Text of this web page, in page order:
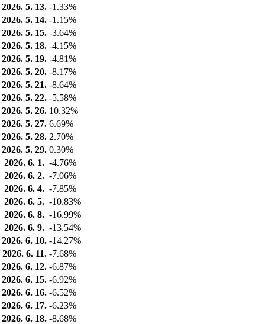
2026. 5. 13. -1.33%
2026. 5. 14. -1.15%
2026. 5. 15. -3.64%
2026. 5. 18. -4.15%
2026. 5. 19. -4.81%
2026. 5. 20. -8.17%
2026. 5. 21. -8.64%
2026. 5. 22. -5.58%
2026. 5. 26. 10.32%
2026. 5. 27. 6.69%
2026. 5. 28. 2.70%
2026. 5. 29. 0.30%
2026. 6. 1. -4.76%
2026. 6. 2. -7.06%
2026. 6. 4. -7.85%
2026. 6. 5. -10.83%
2026. 6. 8. -16.99%
2026. 6. 9. -13.54%
2026. 6. 10. -14.27%
2026. 6. 11. -7.68%
2026. 6. 12. -6.87%
2026. 6. 15. -6.92%
2026. 6. 16. -6.52%
2026. 6. 17. -6.23%
2026. 6. 18. -8.68%